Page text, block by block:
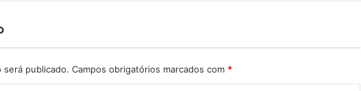
será publicado. Campos obrigatórios marcados com *